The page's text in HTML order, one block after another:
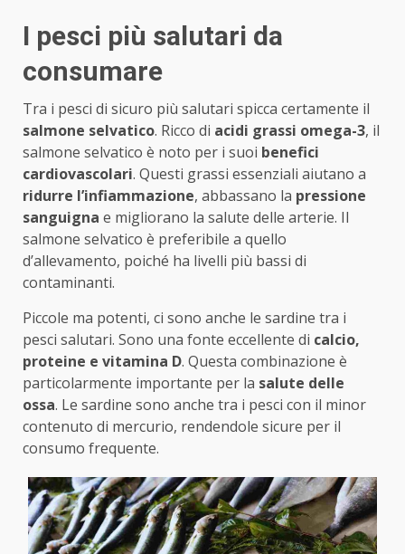
I pesci più salutari da
consumare
Tra i pesci di sicuro più salutari spicca certamente il
salmone selvatico. Ricco di acidi grassi omega-3, il
salmone selvatico è noto per i suoi benefici
cardiovascolari. Questi grassi essenziali aiutano a
ridurre l’infiammazione, abbassano la pressione
sanguigna e migliorano la salute delle arterie. Il
salmone selvatico è preferibile a quello
d’allevamento, poiché ha livelli più bassi di
contaminanti.
Piccole ma potenti, ci sono anche le sardine tra i
pesci salutari. Sono una fonte eccellente di calcio,
proteine e vitamina D. Questa combinazione è
particolarmente importante per la salute delle
ossa. Le sardine sono anche tra i pesci con il minor
contenuto di mercurio, rendendole sicure per il
consumo frequente.